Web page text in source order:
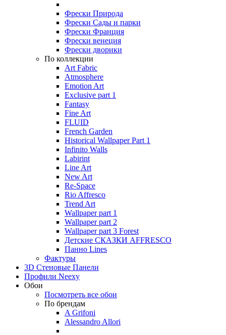
Фрески Природа
Фрески Сады и парки
Фрески Франция
Фрески венеция
Фрески дворики
По коллекции
Art Fabric
Atmosphere
Emotion Art
Exclusive part 1
Fantasy
Fine Art
FLUID
French Garden
Historical Wallpaper Part 1
Infinito Walls
Labirint
Line Art
New Art
Re-Space
Rio Affresco
Trend Art
Wallpaper part 1
Wallpaper part 2
Wallpaper part 3 Forest
Детские СКАЗКИ AFFRESCO
Панно Lines
Фактуры
3D Стеновые Панели
Профили Neexy
Обои
Посмотреть все обои
По брендам
A Grifoni
Alessandro Allori